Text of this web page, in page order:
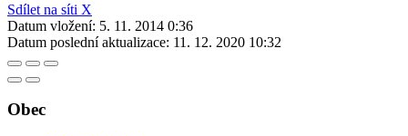
Sdílet na síti X
Datum vložení: 5. 11. 2014 0:36
Datum poslední aktualizace: 11. 12. 2020 10:32
Obec